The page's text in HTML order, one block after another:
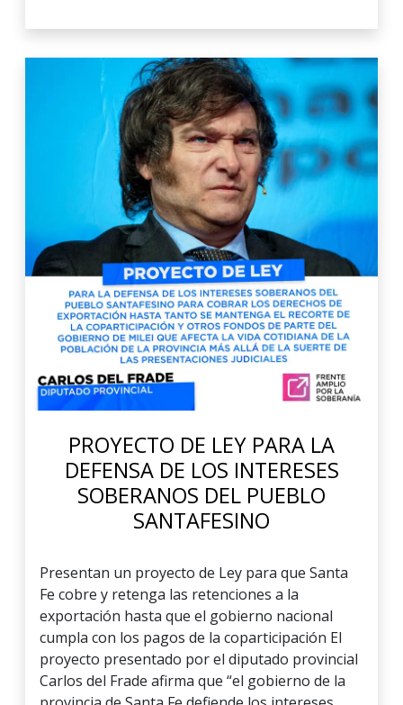
PROYECTO DE LEY PARA LA
DEFENSA DE LOS INTERESES
SOBERANOS DEL PUEBLO
SANTAFESINO
Presentan un proyecto de Ley para que Santa
Fe cobre y retenga las retenciones a la
exportación hasta que el gobierno nacional
cumpla con los pagos de la coparticipación El
proyecto presentado por el diputado provincial
Carlos del Frade afirma que “el gobierno de la